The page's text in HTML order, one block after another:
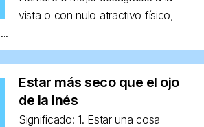
vista o con nulo atractivo físico,
Estar más seco que el ojo
de la Inés
Significado: 1. Estar una cosa